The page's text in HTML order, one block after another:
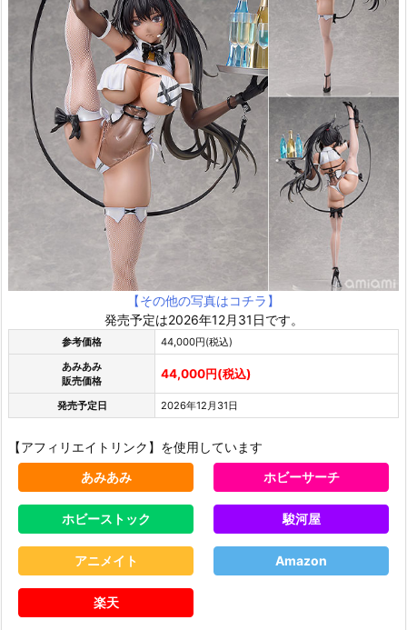
【その他の写真はコチラ】
発売予定は2026年12月31日です。
参考価格
44,000円(税込)
あみあみ
販売価格
44,000円(税込)
発売予定日 2026年12月31日
【アフィリエイトリンク】を使用しています
あみあみ
ホビーサーチ
ホビーストック 駿河屋
アニメイト Amazon
楽天